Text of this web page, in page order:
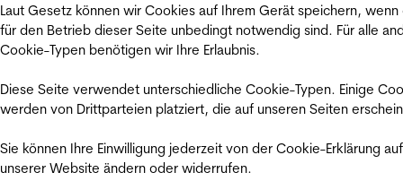
Laut Gesetz können wir Cookies auf Ihrem Gerät speichern, wenn
für den Betrieb dieser Seite unbedingt notwendig sind. Für alle
Cookie-Typen benötigen wir Ihre Erlaubnis.
Diese Seite verwendet unterschiedliche Cookie-Typen. Einige
werden von Drittparteien platziert, die auf unseren Seiten
Sie können Ihre Einwilligung jederzeit von der Cookie-Erklärung auf
unserer Website ändern oder widerrufen.